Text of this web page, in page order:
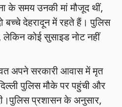
के समय उनकी मां मौजूद थीं,
बच्चे देहरादून में रहते हैं। पुलिस
कोई सुसाइड नोट नहीं
अपने सरकारी आवास में मृत
पुलिस मौके पर पहुंची और
प्रशासन के अनुसार,